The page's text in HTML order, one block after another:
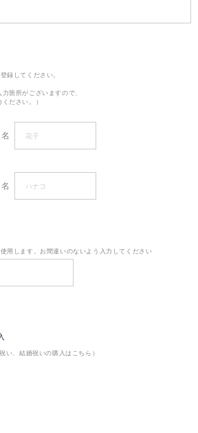
録してください。
箇所がございますので、
ださい。）
名
名
用します。お間違いのないよう入力してください
祝い、結婚祝いの購入はこちら）